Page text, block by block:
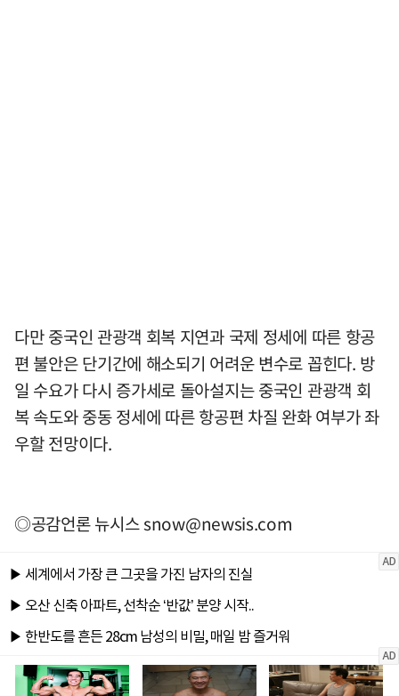
다만 중국인 관광객 회복 지연과 국제 정세에 따른 항공
편 불안은 단기간에 해소되기 어려운 변수로 꼽힌다. 방
일 수요가 다시 증가세로 돌아설지는 중국인 관광객 회
복 속도와 중동 정세에 따른 항공편 차질 완화 여부가 좌
우할 전망이다.
◎공감언론 뉴시스snow@newsis.com